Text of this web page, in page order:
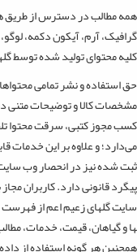
همه مطالب در دسترس از طریق
گرافیک، آرم، آیکون دکمه،
کلیه محتوای تولید شده توسط
حق استفاده و نشر تمامی
مشخصات کالا و توضیحات متنی
کسب مجوز کتبی، سرقت محتوا
می‏‌دارد؛ و علاوه بر این خدمات
ثبت شده نیز در انحصار وب
پیگرد قانونی دارد. کاربران
ها و گیاهان، قیمت، خدمات،
همچنین هر گونه استفاده از